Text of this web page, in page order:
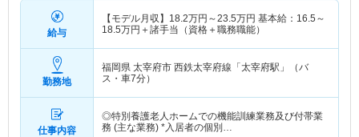
給与
【モデル月収】 18.2万円～23.5万円 基本給：16.5～
18.5万円＋諸手当（資格＋職務職能）
勤務地
福岡県 太宰府市 西鉄太宰府線「太宰府駅」（バ
ス・車7分）
仕事内容
◎特別養護老人ホームでの機能訓練業務及び付帯業
務 (主な業務) *入居者の個別…